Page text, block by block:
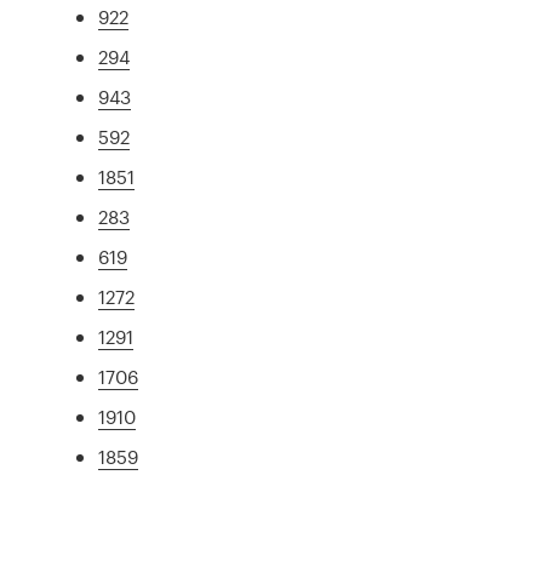
922
294
943
592
1851
283
619
1272
1291
1706
1910
1859